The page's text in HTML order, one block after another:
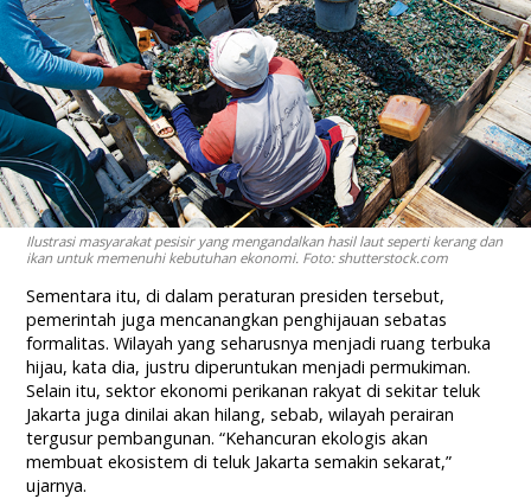
Ilustrasi masyarakat pesisir yang mengandalkan hasil laut seperti kerang dan
ikan untuk memenuhi kebutuhan ekonomi. Foto: shutterstock.com
Sementara itu, di dalam peraturan presiden tersebut,
pemerintah juga mencanangkan penghijauan sebatas
formalitas. Wilayah yang seharusnya menjadi ruang terbuka
hijau, kata dia, justru diperuntukan menjadi permukiman.
Selain itu, sektor ekonomi perikanan rakyat di sekitar teluk
Jakarta juga dinilai akan hilang, sebab, wilayah perairan
tergusur pembangunan. “Kehancuran ekologis akan
membuat ekosistem di teluk Jakarta semakin sekarat,”
ujarnya.